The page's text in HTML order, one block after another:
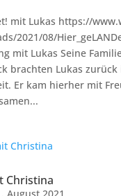
mit Lukas https://
2021/08/
mit Lukas Seine
brachten Lukas zurück
Er kam hierher mit
Christina